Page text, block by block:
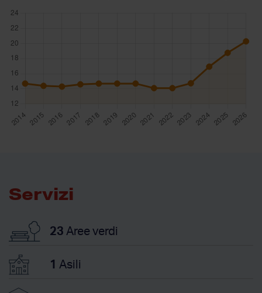
Servizi
23 Aree verdi
1 Asili